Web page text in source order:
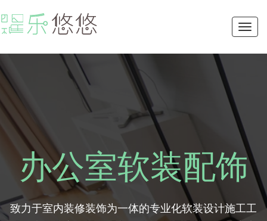
办公室软装配饰
致力于室内装修装饰为一体的专业化软装设计施工工